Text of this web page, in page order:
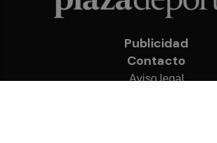
Publicidad
Contacto
Aviso legal